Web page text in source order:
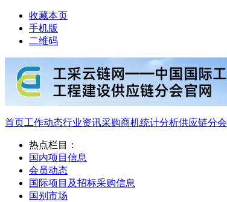
收藏本页
手机版
二维码
首页工作动态行业资讯采购商机统计分析供应链分会
热点栏目：
国内项目信息
会员动态
国际项目及招标采购信息
国别市场